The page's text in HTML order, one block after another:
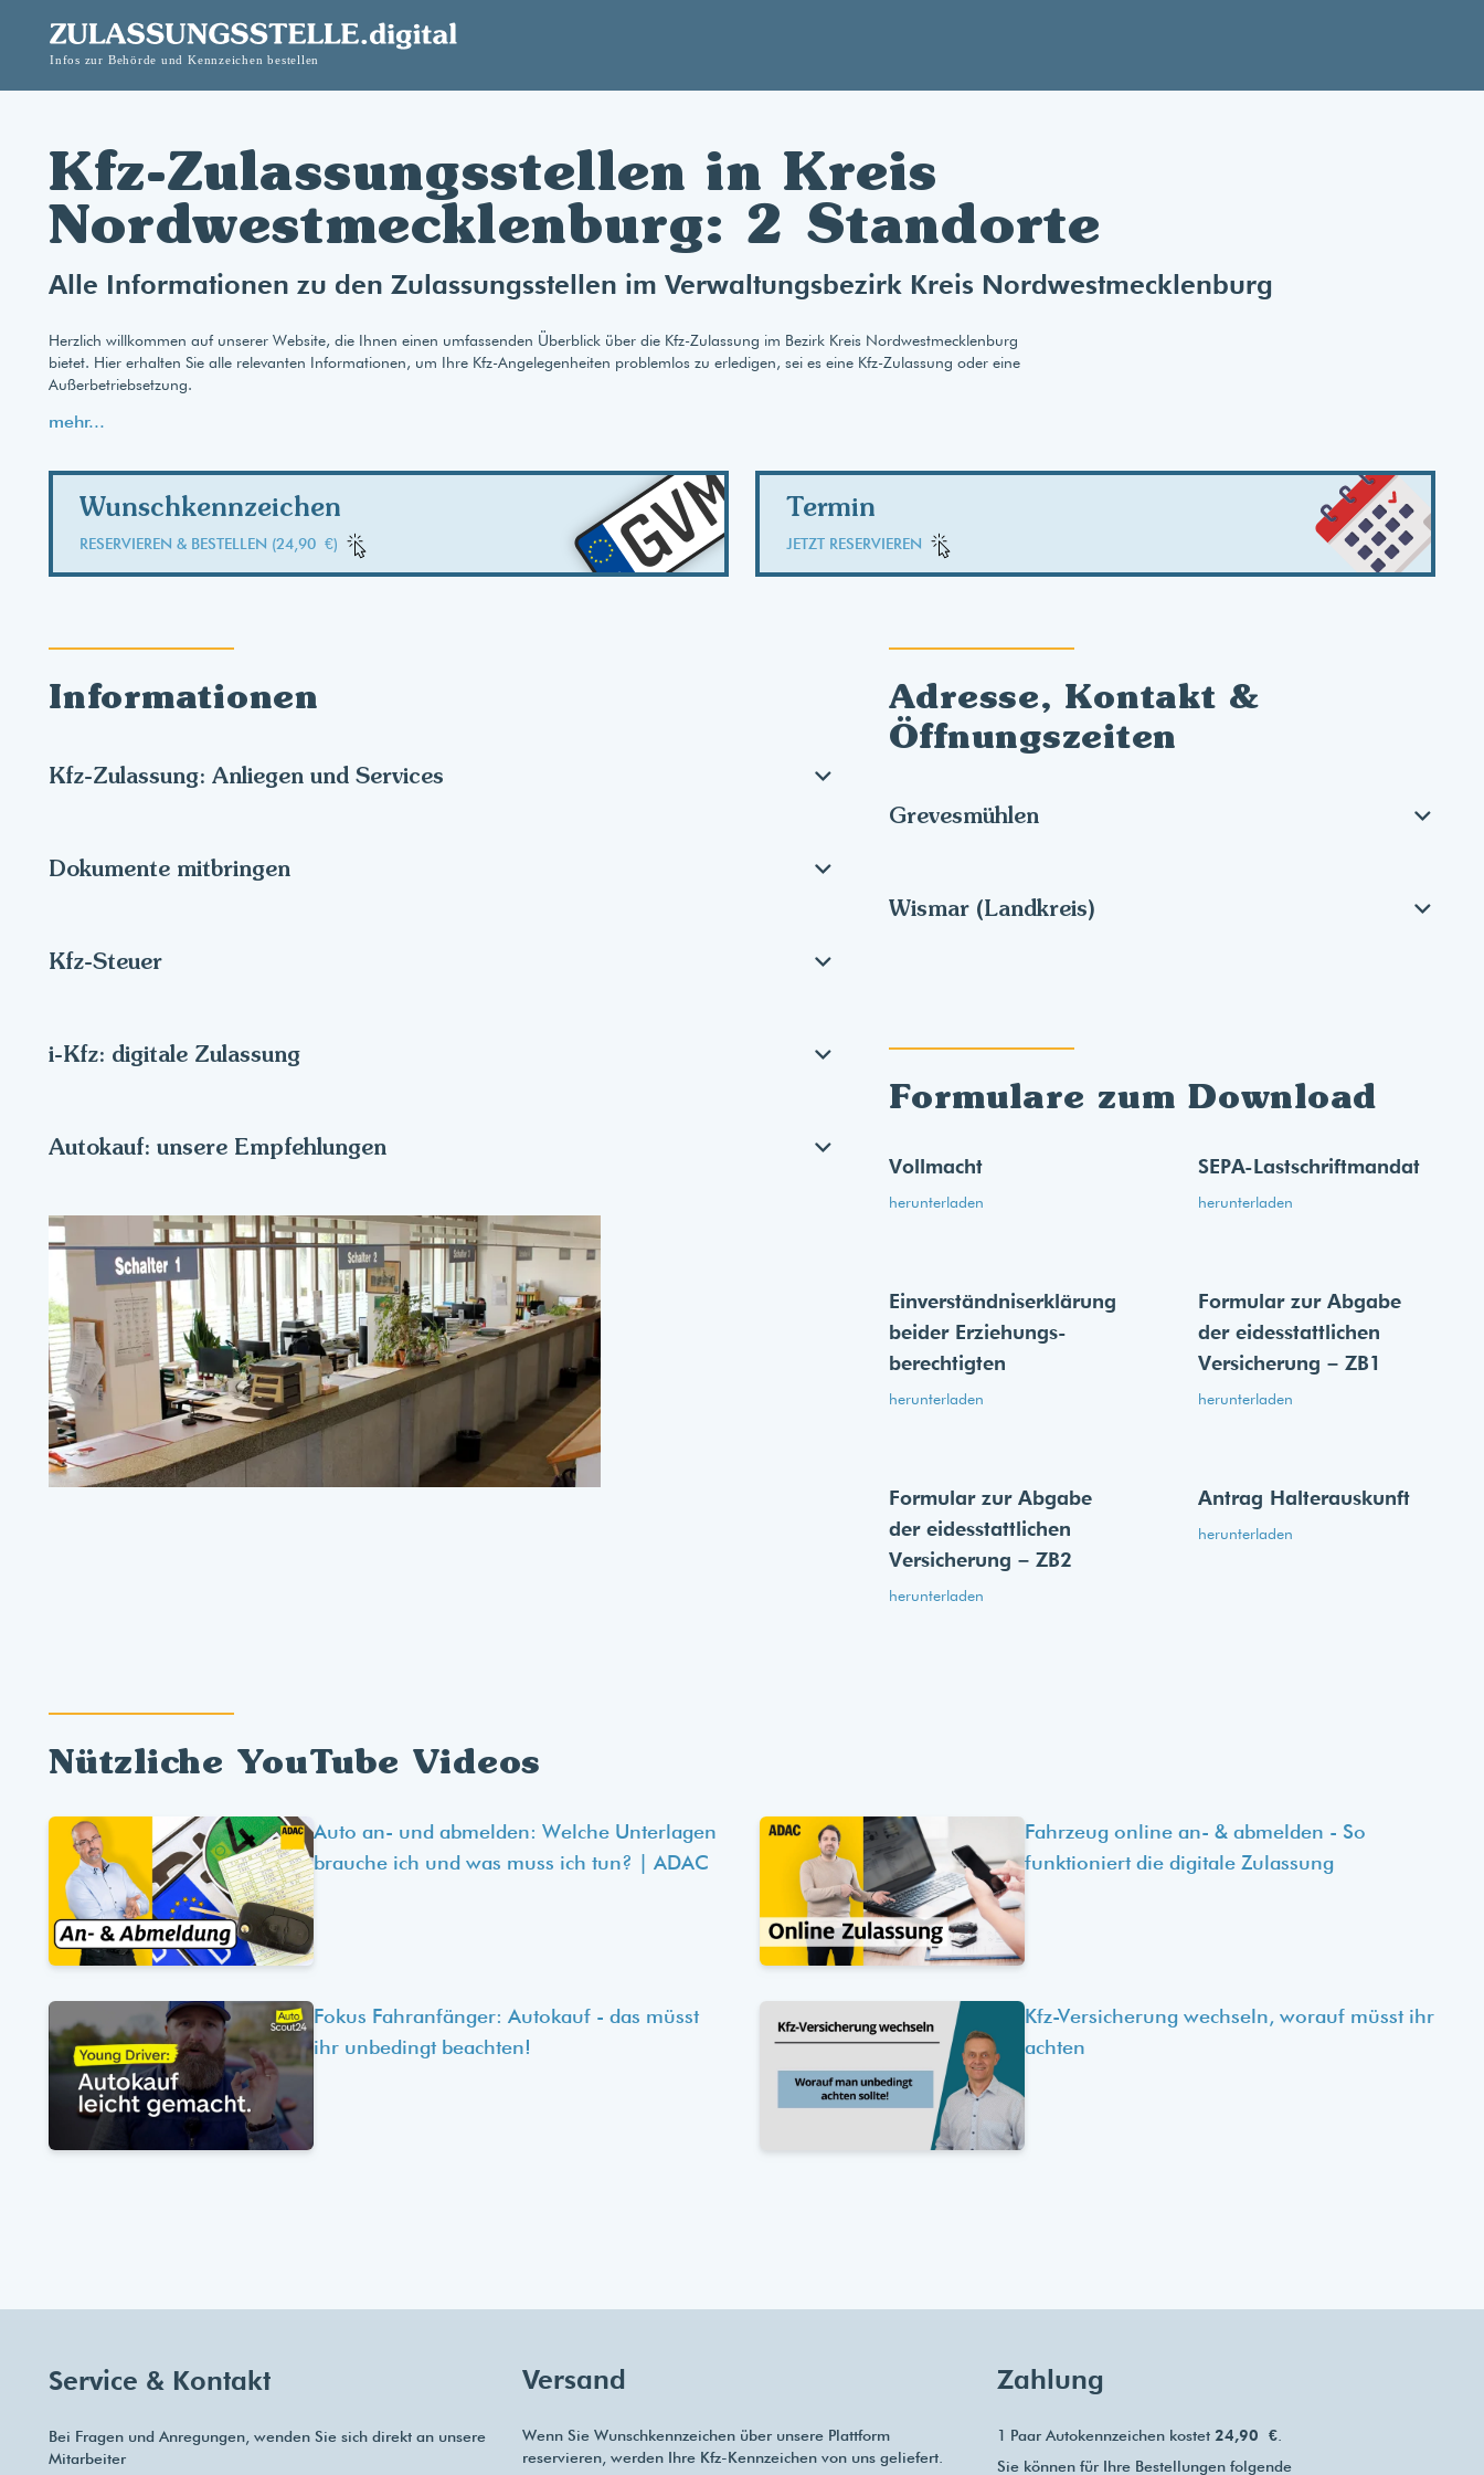
Kfz-Zulassungsstellen in Kreis
Nordwestmecklenburg: 2 Standorte
Alle Informationen zu den Zulassungsstellen im Verwaltungsbezirk Kreis Nordwestmecklenburg
Herzlich willkommen auf unserer Website, die Ihnen einen umfassenden Überblick über die Kfz-Zulassung im Bezirk Kreis Nordwestmecklenburg
bietet. Hier erhalten Sie alle relevanten Informationen, um Ihre Kfz-Angelegenheiten problemlos zu erledigen, sei es eine Kfz-Zulassung oder eine
Außerbetriebsetzung.
mehr...
Wunschkennzeichen
RESERVIEREN & BESTELLEN (24,90 €) GVMABTermin
JETZT RESERVIEREN
Informationen
Kfz-Zulassung: Anliegen und Services
Dokumente mitbringen
Kfz-Steuer
i-Kfz: digitale Zulassung
Autokauf: unsere Empfehlungen
Adresse, Kontakt &
Öffnungszeiten
Grevesmühlen
Wismar (Landkreis)
Formulare zum Download
Vollmacht
herunterladen
SEPA-Lastschriftmandat
herunterladen
Einverständnis­erklärung
beider Erziehungs­
berechtigten
herunterladen
Formular zur Abgabe
der eides­stattlichen
Versicherung – ZB1
herunterladen
Formular zur Abgabe
der eides­stattlichen
Versicherung – ZB2
herunterladen
Antrag Halterauskunft
herunterladen
Nützliche YouTube Videos
Auto an- und abmelden: Welche Unterlagen
brauche ich und was muss ich tun? | ADAC
Fahrzeug online an- & abmelden - So
funktioniert die digitale Zulassung
Fokus Fahranfänger: Autokauf - das müsst
ihr unbedingt beachten!
Kfz-Versicherung wechseln, worauf müsst ihr
achten
Service & Kontakt
Bei Fragen und Anregungen, wenden Sie sich direkt an unsere
Mitarbeiter
Versand
Wenn Sie Wunschkennzeichen über unsere Plattform
reservieren, werden Ihre Kfz-Kennzeichen von uns geliefert.
Zahlung
1 Paar Autokennzeichen kostet 24,90 €.
Sie können für Ihre Bestellungen folgende